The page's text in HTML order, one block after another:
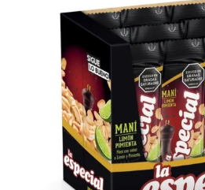
ESPECIAL
PIMIENTA
cantidad